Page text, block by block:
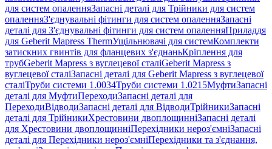
для систем опаленняЗапасні деталі для Трійники для систем
опаленняЗ'єднувальні фітинги для систем опаленняЗапасні
деталі для З'єднувальні фітинги для систем опаленняПриладдя
для Geberit Mapress ThermУщільнювачі для системКомплекти
затискних гвинтів для фланцевих з'єднаньКріплення для
трубGeberit Mapress з вуглецевої сталіGeberit Mapress з
вуглецевої сталіЗапасні деталі для Geberit Mapress з вуглецевої
сталіТруби системи 1.0034Труби системи 1.0215МуфтиЗапасні
деталі для МуфтиПереходиЗапасні деталі для
ПереходиВідводиЗапасні деталі для ВідводиТрійникиЗапасні
деталі для ТрійникиХрестовини двоплощинніЗапасні деталі
для Хрестовини двоплощинніПерехідники нероз'ємніЗапасні
деталі для Перехідники нероз'ємніПерехідники та з'єднання,